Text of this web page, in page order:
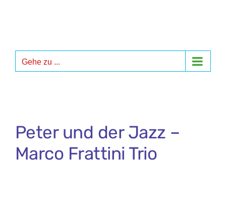
Gehe zu ...
Peter und der Jazz –
Marco Frattini Trio